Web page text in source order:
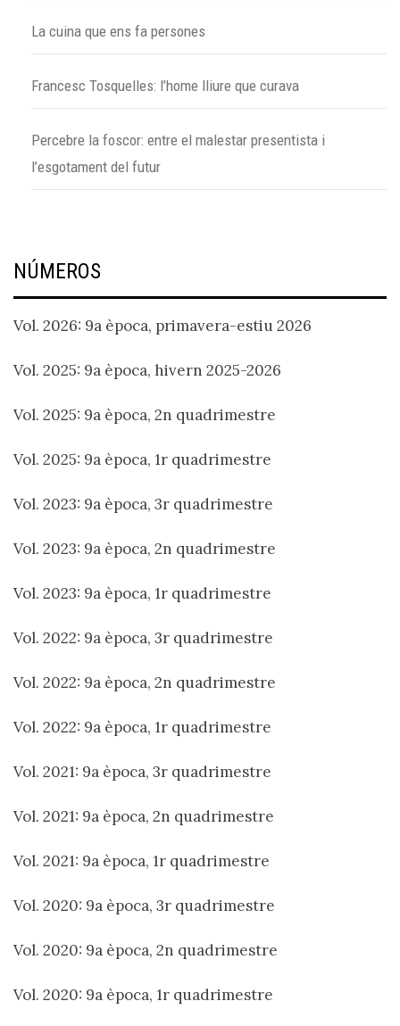
La cuina que ens fa persones
Francesc Tosquelles: l’home lliure que curava
Percebre la foscor: entre el malestar presentista i
l’esgotament del futur
NÚMEROS
Vol. 2026: 9a època, primavera-estiu 2026
Vol. 2025: 9a època, hivern 2025-2026
Vol. 2025: 9a època, 2n quadrimestre
Vol. 2025: 9a època, 1r quadrimestre
Vol. 2023: 9a època, 3r quadrimestre
Vol. 2023: 9a època, 2n quadrimestre
Vol. 2023: 9a època, 1r quadrimestre
Vol. 2022: 9a època, 3r quadrimestre
Vol. 2022: 9a època, 2n quadrimestre
Vol. 2022: 9a època, 1r quadrimestre
Vol. 2021: 9a època, 3r quadrimestre
Vol. 2021: 9a època, 2n quadrimestre
Vol. 2021: 9a època, 1r quadrimestre
Vol. 2020: 9a època, 3r quadrimestre
Vol. 2020: 9a època, 2n quadrimestre
Vol. 2020: 9a època, 1r quadrimestre